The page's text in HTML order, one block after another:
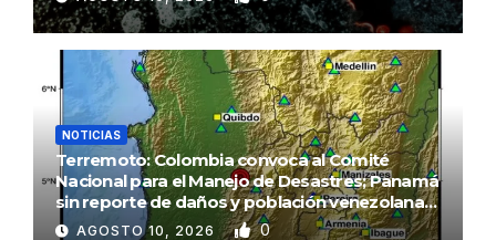
NOTICIAS
Terremoto: Colombia convoca al Comité
Nacional para el Manejo de Desastres; Panamá
sin reporte de daños y población venezolana
en alerta
AGOSTO 10, 2026 0